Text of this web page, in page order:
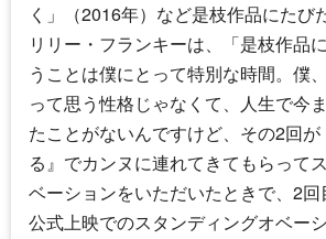
く」（2016年）など是枝作品にたび
リリー・フランキーは、「是枝作品
うことは僕にとって特別な時間。僕
って思う性格じゃなくて、人生で今
たことがないんですけど、その2回
る』でカンヌに連れてきてもらって
ベーションをいただいたときで、2
公式上映でのスタンディングオベー